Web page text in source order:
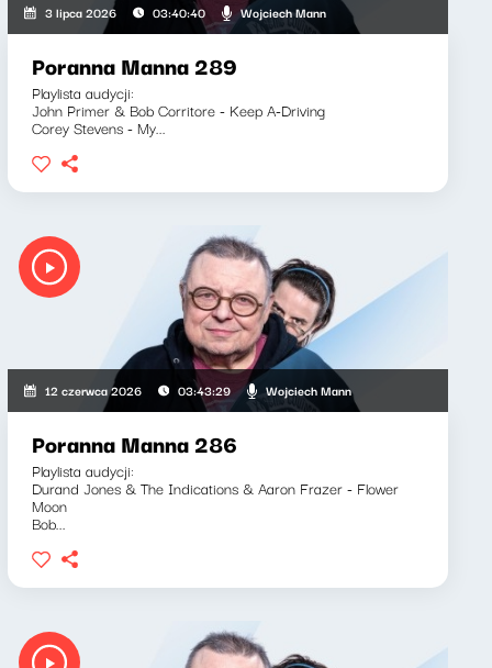
3 lipca 2026 03:40:40 Wojciech Mann
Poranna Manna 289
Playlista audycji:
John Primer & Bob Corritore - Keep A-Driving
Corey Stevens - My...
12 czerwca 2026 03:43:29 Wojciech Mann
Poranna Manna 286
Playlista audycji:
Durand Jones & The Indications & Aaron Frazer - Flower
Moon
Bob...